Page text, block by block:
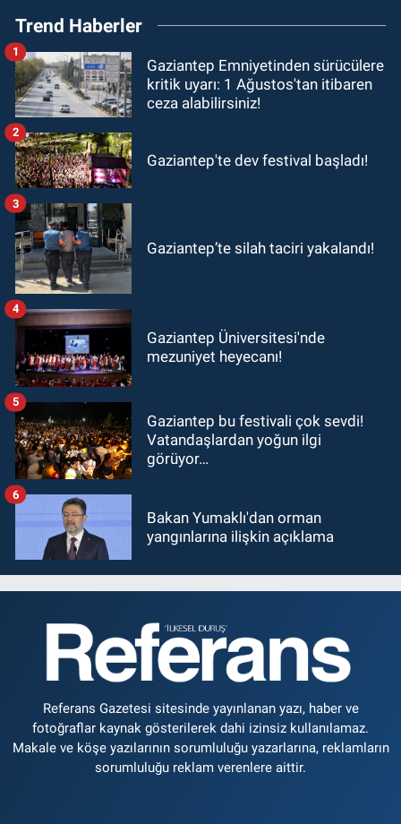
Trend Haberler
Gaziantep Emniyetinden sürücülere
kritik uyarı: 1 Ağustos'tan itibaren
ceza alabilirsiniz!
1
Gaziantep'te dev festival başladı!
2
Gaziantep’te silah taciri yakalandı!
3
Gaziantep Üniversitesi'nde
mezuniyet heyecanı!
4
Gaziantep bu festivali çok sevdi!
Vatandaşlardan yoğun ilgi
görüyor…
5
Bakan Yumaklı'dan orman
yangınlarına ilişkin açıklama
6
Referans Gazetesi sitesinde yayınlanan yazı, haber ve
fotoğraflar kaynak gösterilerek dahi izinsiz kullanılamaz.
Makale ve köşe yazılarının sorumluluğu yazarlarına, reklamların
sorumluluğu reklam verenlere aittir.